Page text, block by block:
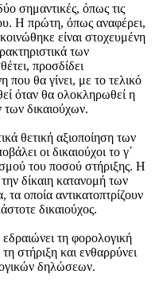
σημαντικές, όπως τις
Η πρώτη, όπως αναφέρει,
είναι στοχευμένη
των
προσδίδει
που θα γίνει, με το τελικό
όταν θα ολοκληρωθεί η
δικαιούχων.
θετική αξιοποίηση των
οι δικαιούχοι το γ΄
του ποσού στήριξης. Η
δίκαιη κατανομή των
τα οποία αντικατοπτρίζουν
δικαιούχος.
τη φορολογική
στήριξη και ενθαρρύνει
δηλώσεων.